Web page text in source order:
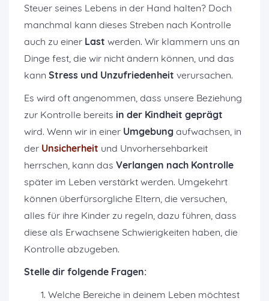
Steuer seines Lebens in der Hand halten? Doch
manchmal kann dieses Streben nach Kontrolle
auch zu einer Last werden. Wir klammern uns an
Dinge fest, die wir nicht ändern können, und das
kann Stress und Unzufriedenheit verursachen.
Es wird oft angenommen, dass unsere Beziehung
zur Kontrolle bereits in der Kindheit geprägt
wird. Wenn wir in einer Umgebung aufwachsen, in
der Unsicherheit und Unvorhersehbarkeit
herrschen, kann das Verlangen nach Kontrolle
später im Leben verstärkt werden. Umgekehrt
können überfürsorgliche Eltern, die versuchen,
alles für ihre Kinder zu regeln, dazu führen, dass
diese als Erwachsene Schwierigkeiten haben, die
Kontrolle abzugeben.
Stelle dir folgende Fragen:
Welche Bereiche in deinem Leben möchtest